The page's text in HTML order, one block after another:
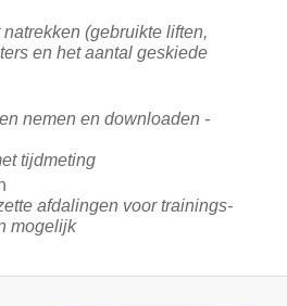
(gebruikte liften,
en het aantal geskiede
nemen en downloaden -
tijdmeting
afdalingen voor trainings-
mogelijk